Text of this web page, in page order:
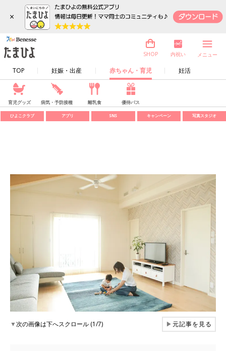
×
TOP 妊娠・出産 赤ちゃん・育児 妊活
SHOP 内祝い メニュー
育児グッズ 病気・予防接種 離乳食 優待パス
ひよこクラブ アプリ SNS キャンペーン 写真スタジオ
▼次の画像は下へスクロール (1/7) ▶元記事を見る